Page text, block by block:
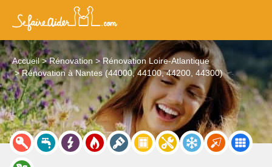
Accueil Rénovation
Rénovation Loire-Atlantique
Rénovation à Nantes (44000, 44100, 44200, 44300)